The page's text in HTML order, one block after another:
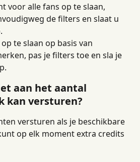
voor alle fans op te slaan,
de filters en slaat u
te slaan op basis van
pas je filters toe en sla je
aan het aantal
kan versturen?
versturen als je beschikbare
op elk moment extra credits